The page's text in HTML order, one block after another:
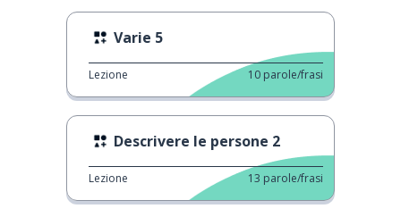
Varie 5
Lezione 10 parole/frasi
Descrivere le persone 2
Lezione 13 parole/frasi